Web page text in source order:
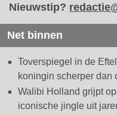
Nieuwstip?
Net binnen
Toverspiegel in de
koningin scherper dan
Walibi Holland grijpt
iconische jingle uit